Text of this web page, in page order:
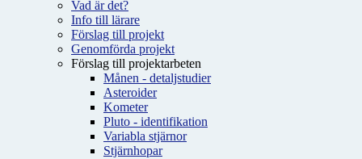
Vad är det?
Info till lärare
Förslag till projekt
Genomförda projekt
Förslag till projektarbeten
Månen - detaljstudier
Asteroider
Kometer
Pluto - identifikation
Variabla stjärnor
Stjärnhopar